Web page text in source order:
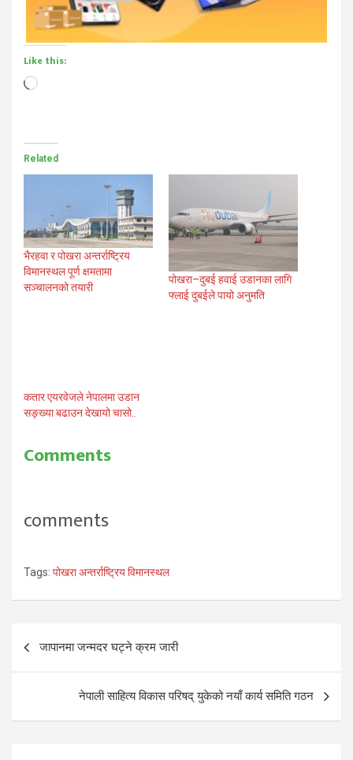
Like this:
Loading…
Related
भैरहवा र पोखरा अन्तर्राष्ट्रिय
विमानस्थल पूर्ण क्षमतामा
सञ्चालनको तयारी
पोखरा–दुबई हवाई उडानका लागि
फ्लाई दुबईले पायो अनुमति
कतार एयरवेजले नेपालमा उडान
सङ्ख्या बढाउन देखायो चासो..
Comments
comments
Tags: पोखरा अन्तर्राष्ट्रिय विमानस्थल
Post
navigation
जापानमा जन्मदर घट्ने क्रम जारी
नेपाली साहित्य विकास परिषद् युकेको नयाँ कार्य समिति गठन